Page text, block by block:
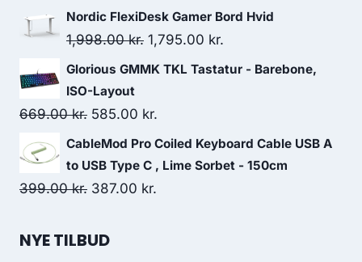
price
was:
price
is:
Nordic FlexiDesk Gamer Bord Hvid
1,998.00kr. Original
price
1,998.00 kr..
1,795.00 kr.
price
Glorious GMMK TKL Tastatur - Barebone,
ISO-Layout
669.00kr. Original
price
was:
669.00 kr..
585.00 kr.
price
is:
CableMod Pro Coiled Keyboard Cable USB A
to USB Type C , Lime Sorbet - 150cm
399.00kr. Original
was:
387.00 kr.
NYE TILBUD